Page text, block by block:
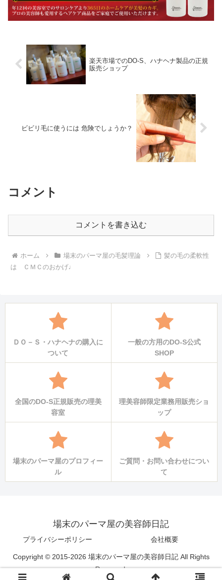
楽天市場でのDO-S、ハナヘナ製品の正規
販売ショップ
ビビリ毛に使うには 危険でしょうか？
コメント
コメントを書き込む
ホーム 場末のパーマ屋の毛髪理論
髪の毛の柔軟性
は ＣＭＣのおかげ♩
ＤＯ－Ｓ・ハナヘナの購入に
ついて
一般の方用のDO-S公式
SHOP
全国のDO-S正規販売の理美
容室
理美容師限定業務用販売ショ
ップ
場末のパーマ屋のプロフィー
ル
ご質問・お問い合わせについ
て
場末のパーマ屋の美容師日記
プライバシーポリシー 会社概要
Copyright © 2015-2026 場末のパーマ屋の美容師日記 All Rights
Reserved.